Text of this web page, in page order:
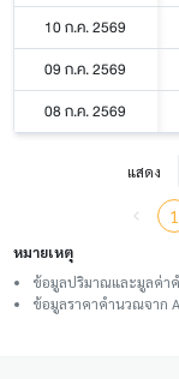
10 ก.ค. 2569
09 ก.ค. 2569
08 ก.ค. 2569
แสดง
1
หมายเหตุ
ข้อมูลปริมาณและมูลค่า
ข้อมูลราคาคำนวณจาก